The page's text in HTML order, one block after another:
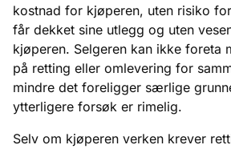
kostnad for kjøperen, uten risiko
får dekket sine utlegg og uten
kjøperen. Selgeren kan ikke foreta
på retting eller omlevering for
mindre det foreligger særlige
ytterligere forsøk er rimelig.
Selv om kjøperen verken krever